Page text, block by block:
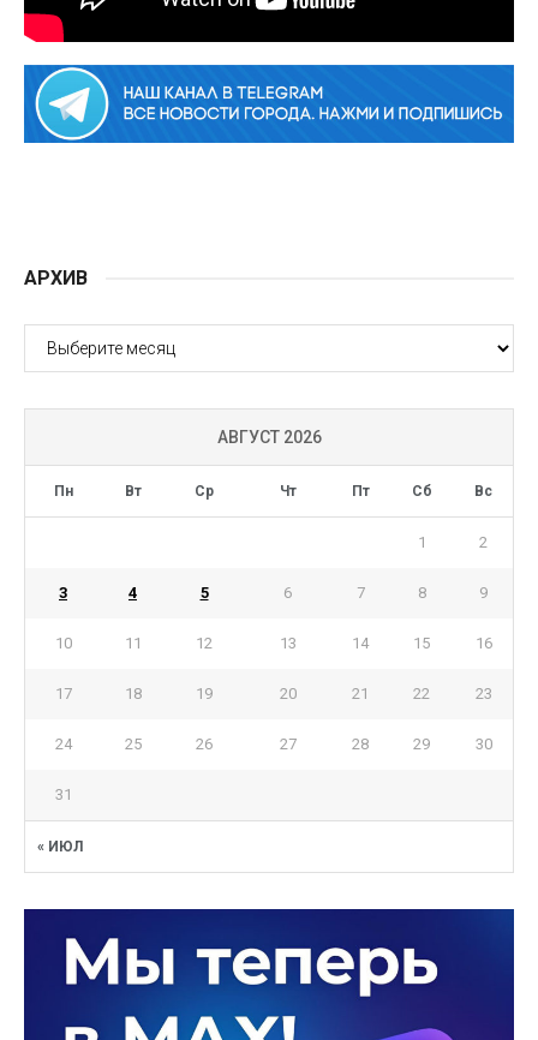
АРХИВ
АРХИВ
АВГУСТ 2026
Пн Вт Ср Чт Пт Сб Вс
« ИЮЛ
1 2
3 4 5 6 7 8 9
10 11 12 13 14 15 16
17 18 19 20 21 22 23
24 25 26 27 28 29 30
31